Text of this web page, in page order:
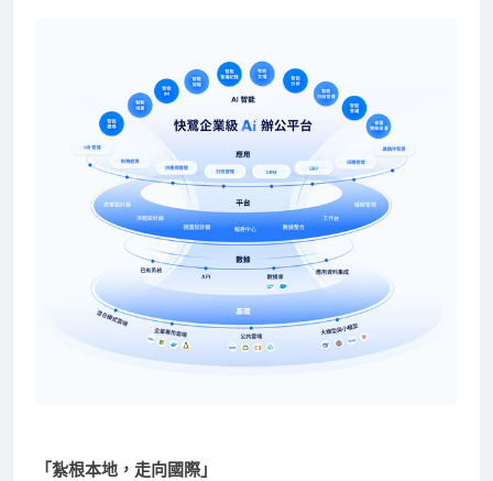
「紮根本地，走向國際」